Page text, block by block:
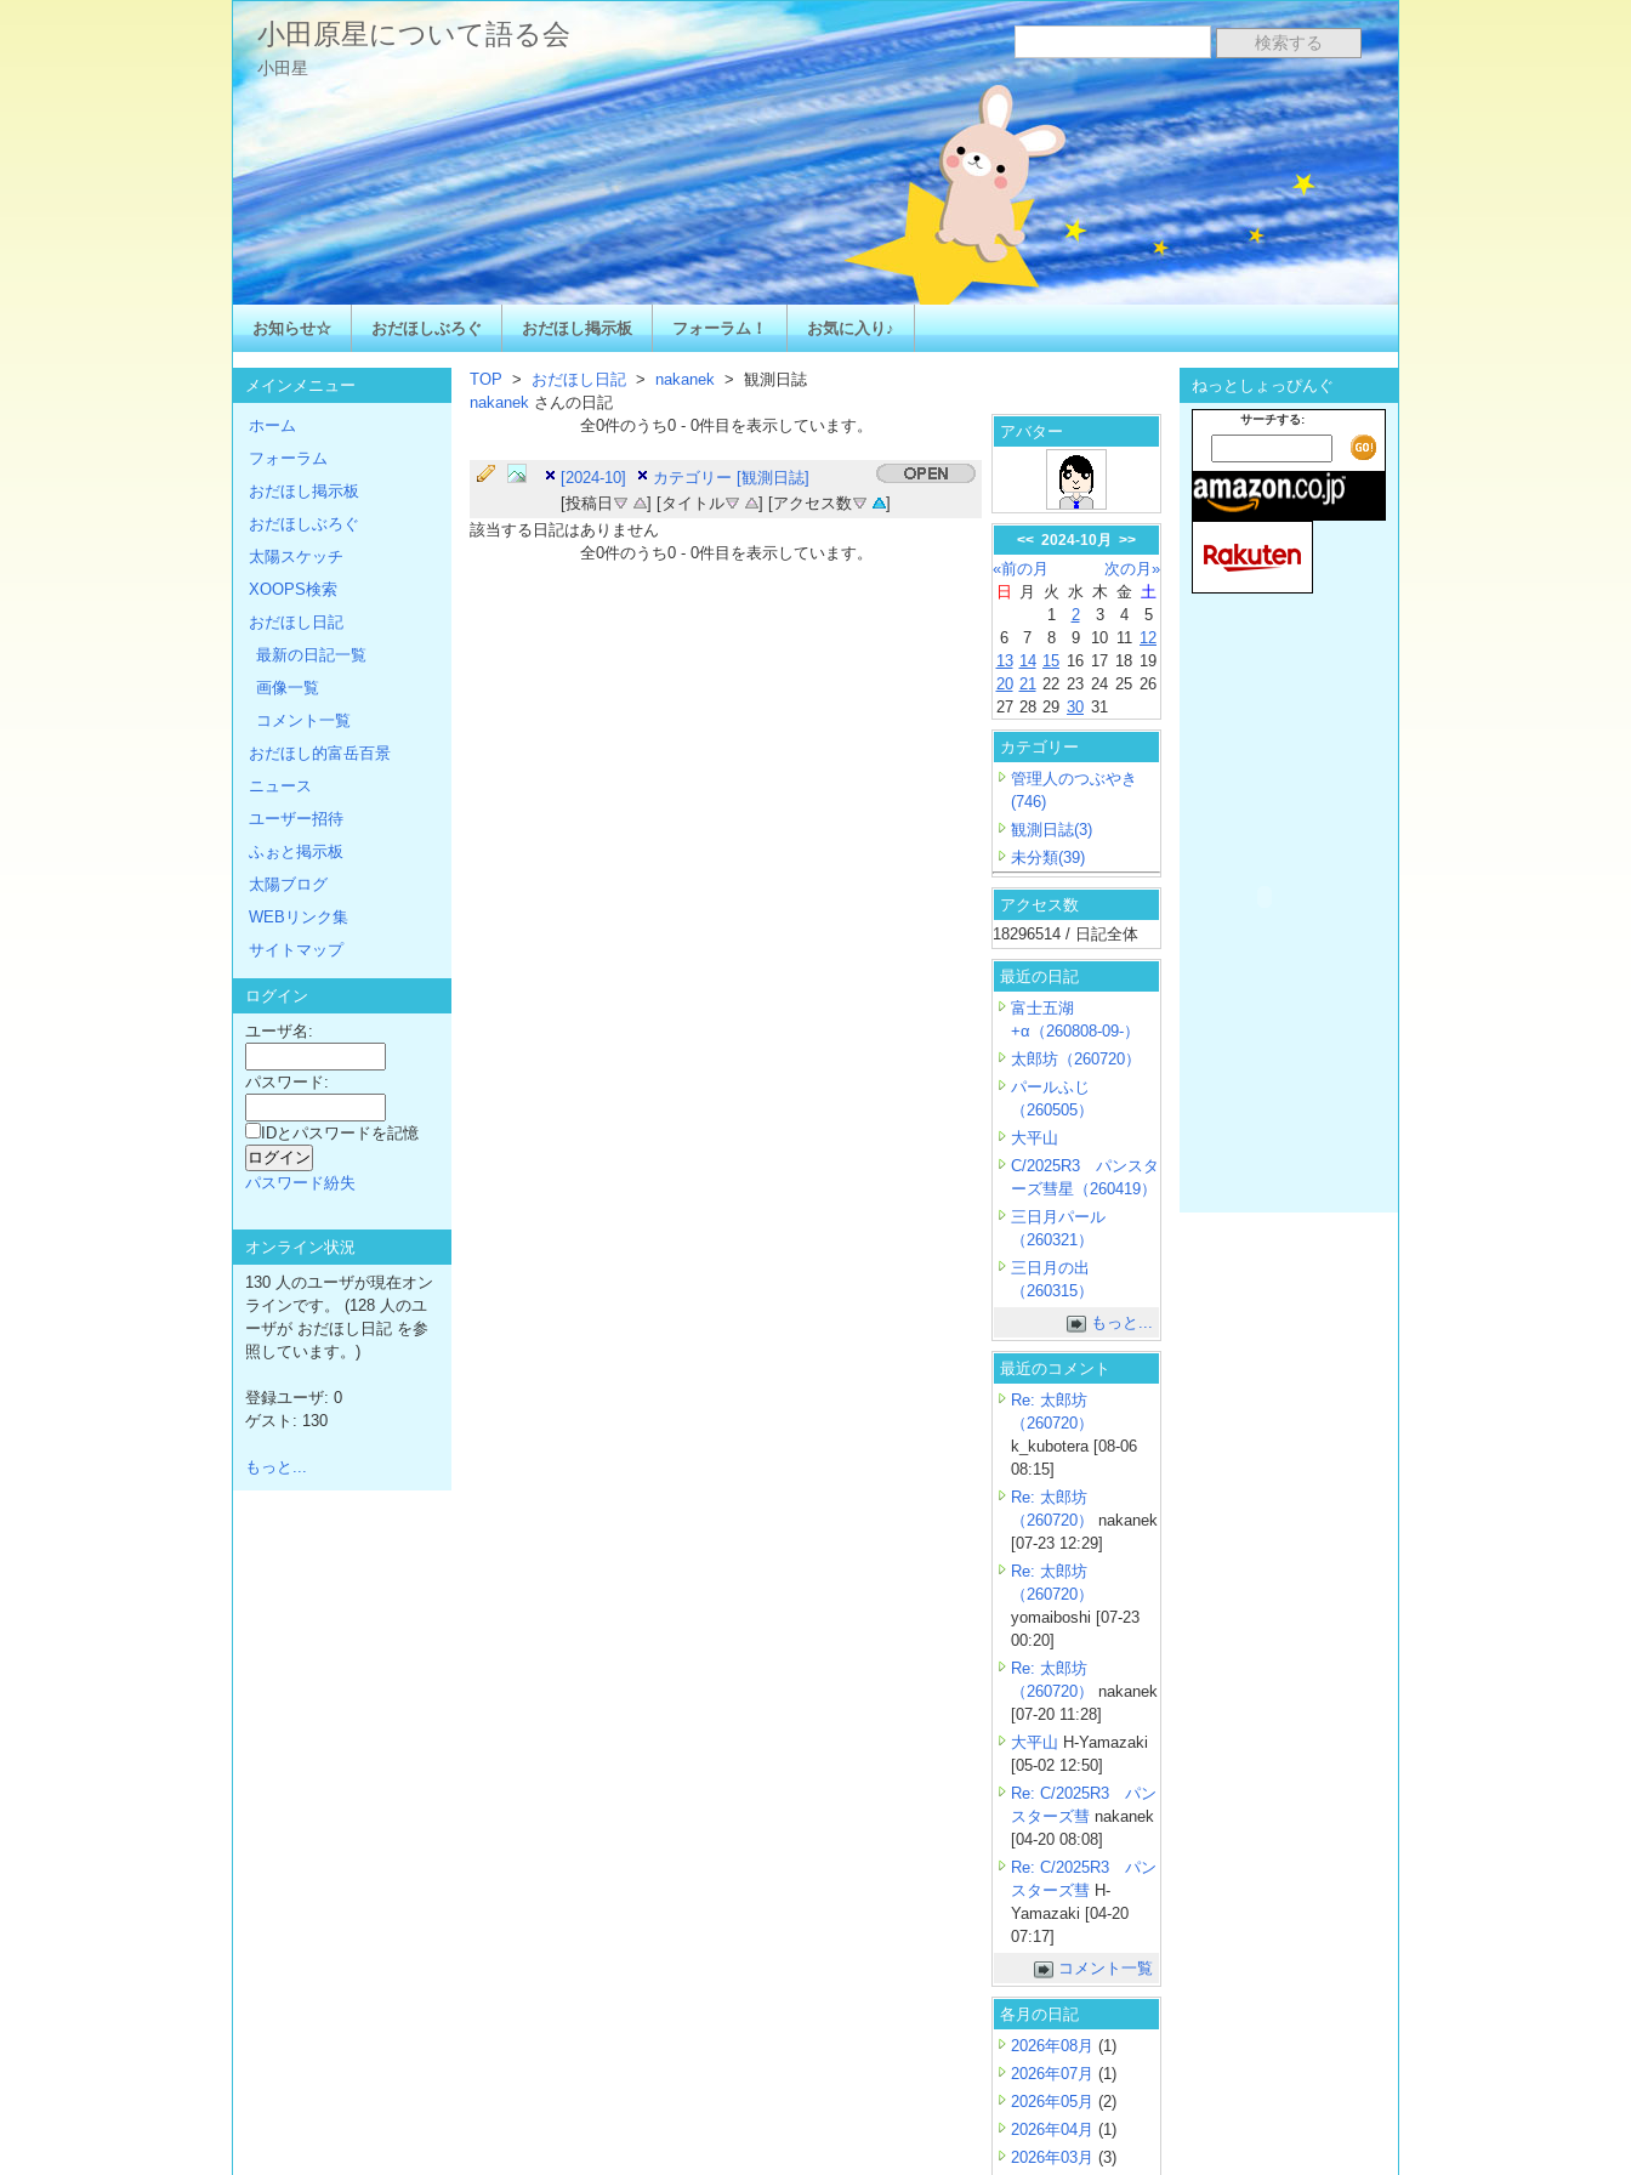
小田原星について語る会
小田星
お知らせ☆ おだほしぶろぐ おだほし掲示板 フォーラム！ お気に入り♪
TOP > おだほし日記 > nakanek > 観測日誌
nakanek さんの日記
全0件のうち0- 0件目を表示しています。
[2024-10]
カテゴリー [観測日誌]
[投稿日
] [タイトル ] [アクセス数
]
該当する日記はありません
全0件のうち0- 0件目を表示しています。
アバター
<< 2024-10月 >>
«前の月
次の月»
日
月 火 水 木 金 土
1
2 3 4
5
6
7 8 9 10 11 12
13 14 15 16 17 18 19
20 21 22 23 24 25 26
27 28 29 30 31
カテゴリー
管理人のつぶやき
(746)
観測日誌(3)
未分類(39)
アクセス数
18296514 / 日記全体
最近の日記
富士五湖
+α（260808-09-）
太郎坊（260720）
パールふじ
（260505）
大平山
C/2025R3 パンスタ
ーズ彗星（260419）
三日月パール
（260321）
三日月の出
（260315）
もっと...
最近のコメント
Re: 太郎坊
（260720）
k_kubotera [08-06
08:15]
Re: 太郎坊
（260720）
nakanek
[07-23 12:29]
Re: 太郎坊
（260720）
yomaiboshi [07-23
00:20]
Re: 太郎坊
（260720）
nakanek
[07-20 11:28]
大平山 H-Yamazaki
[05-02 12:50]
Re: C/2025R3 パン
スターズ彗 nakanek
[04-20 08:08]
Re: C/2025R3 パン
スターズ彗 H-
Yamazaki [04-20
07:17]
コメント一覧
各月の日記
2026年08月 (1)
2026年07月 (1)
2026年05月 (2)
2026年04月 (1)
2026年03月 (3)
メインメニュー
ホーム
フォーラム
おだほし掲示板
おだほしぶろぐ
太陽スケッチ
XOOPS検索
おだほし日記
最新の日記一覧
画像一覧
コメント一覧
おだほし的富岳百景
ニュース
ユーザー招待
ふぉと掲示板
太陽ブログ
WEBリンク集
サイトマップ
ログイン
ユーザ名:
パスワード:
IDとパスワードを記憶
パスワード紛失
オンライン状況
130 人のユーザが現在オン
ラインです。 (128 人のユ
ーザが おだほし日記 を参
照しています。)
登録ユーザ: 0
ゲスト: 130
もっと...
ねっとしょっぴんぐ
サーチする: